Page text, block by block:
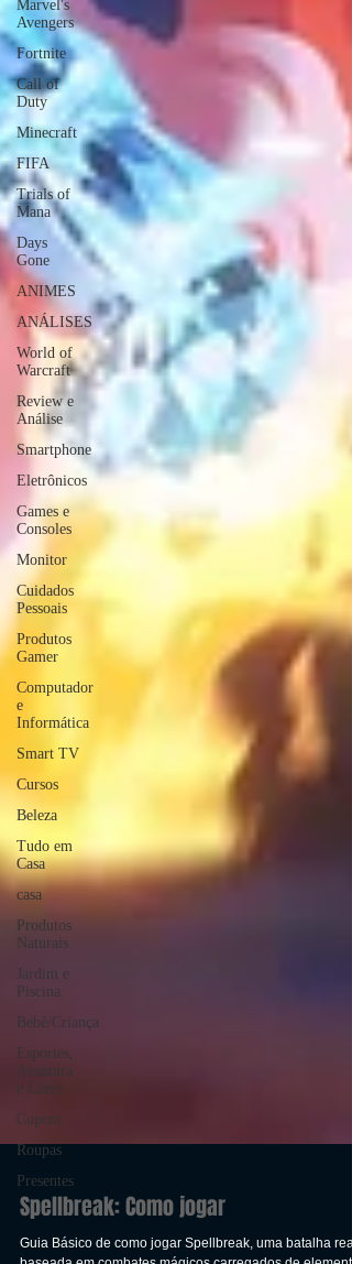
Marvel's
Avengers
Fortnite
Call of
Duty
Minecraft
FIFA
Trials of
Mana
Days
Gone
ANIMES
ANÁLISES
World of
Warcraft
Review e
Análise
Smartphone
Eletrônicos
Games e
Consoles
Monitor
Cuidados
Pessoais
Produtos
Gamer
Computador
e
Informática
Smart TV
Cursos
Beleza
Tudo em
Casa
casa
Produtos
Naturais
Jardim e
Piscina
Bebê/Criança
Esportes,
Aventura
e Lazer
Cupom
Roupas
Presentes
Spellbreak: Como jogar